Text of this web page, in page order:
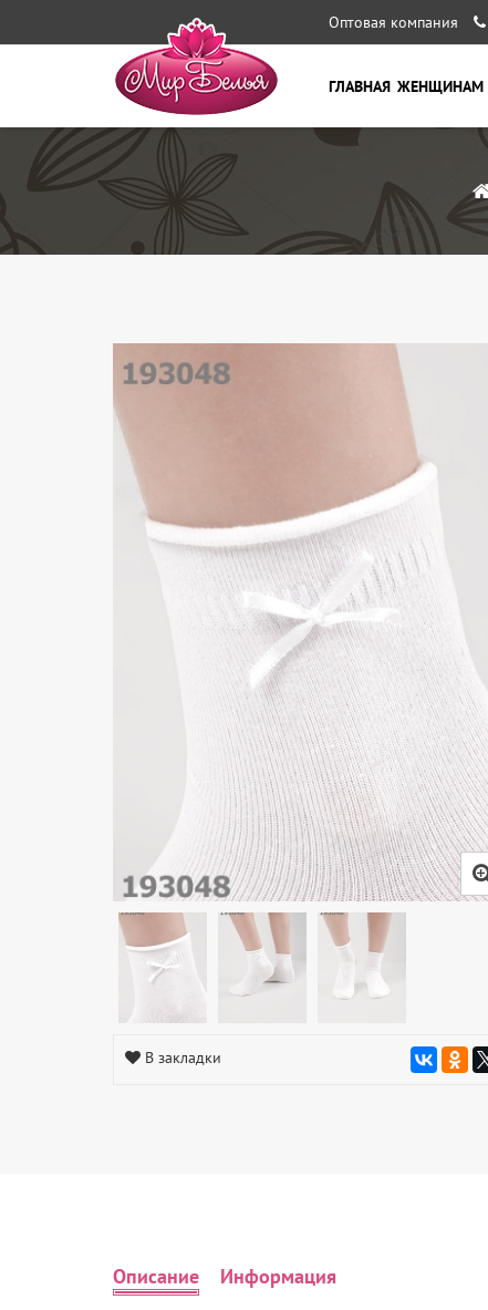
Оптовая компания
ГЛАВНАЯ ЖЕНЩИНАМ
В закладки
Описание Информация